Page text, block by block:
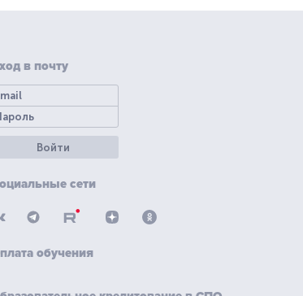
в почту
Войти
сети
обучения